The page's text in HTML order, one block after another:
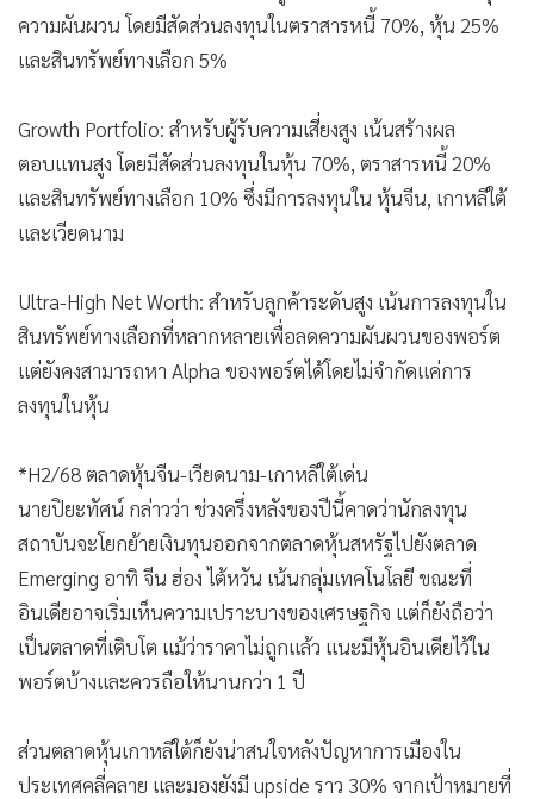
ความผันผวน โดยมีสัดส่วนลงทุนในตราสารหนี้ 70%, หุ้น 25%
และสินทรัพย์ทางเลือก 5%
Growth Portfolio: สำหรับผู้รับความเสี่ยงสูง เน้นสร้างผล
ตอบแทนสูง โดยมีสัดส่วนลงทุนในหุ้น 70%, ตราสารหนี้ 20%
และสินทรัพย์ทางเลือก 10% ซึ่งมีการลงทุนใน หุ้นจีน, เกาหลีใต้
และเวียดนาม
Ultra-High Net Worth: สำหรับลูกค้าระดับสูง เน้นการลงทุนใน
สินทรัพย์ทางเลือกที่หลากหลายเพื่อลดความผันผวนของพอร์ต
แต่ยังคงสามารถหา Alpha ของพอร์ตได้โดยไม่จำกัดแค่การ
ลงทุนในหุ้น
*H2/68 ตลาดหุ้นจีน-เวียดนาม-เกาหลีใต้เด่น
นายปิยะทัศน์ กล่าวว่า ช่วงครึ่งหลังของปีนี้คาดว่านักลงทุน
สถาบันจะโยกย้ายเงินทุนออกจากตลาดหุ้นสหรัฐไปยังตลาด
Emerging อาทิ จีน ฮ่อง ไต้หวัน เน้นกลุ่มเทคโนโลยี ขณะที่
อินเดียอาจเริ่มเห็นความเปราะบางของเศรษฐกิจ แต่ก็ยังถือว่า
เป็นตลาดที่เติบโต แม้ว่าราคาไม่ถูกแล้ว แนะมีหุ้นอินเดียไว้ใน
พอร์ตบ้างและควรถือให้นานกว่า 1 ปี
ส่วนตลาดหุ้นเกาหลีใต้ก็ยังน่าสนใจหลังปัญหาการเมืองใน
ประเทศคลี่คลาย และมองยังมี upside ราว 30% จากเป้าหมายที่